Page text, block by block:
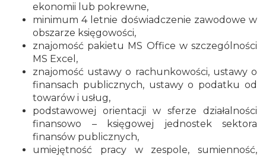
ekonomii lub pokrewne,
minimum 4 letnie doświadczenie zawodowe w
obszarze księgowości,
znajomość pakietu MS Office w szczególności
MS Excel,
znajomość ustawy o rachunkowości, ustawy o
finansach publicznych, ustawy o podatku od
towarów i usług,
podstawowej orientacji w sferze działalności
finansowo – księgowej jednostek sektora
finansów publicznych,
umiejętność pracy w zespole, sumienność,